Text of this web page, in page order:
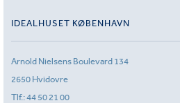
IDEALHUSET KØBENHAVN
Arnold Nielsens Boulevard 134
2650 Hvidovre
Tlf.:44 50 21 00